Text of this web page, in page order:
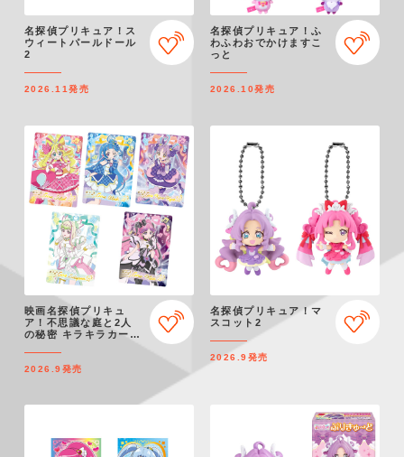
名探偵プリキュア！ス
ウィートパールドール
2
2026.11発売
名探偵プリキュア！ふ
わふわおでかけますこ
っと
2026.10発売
映画名探偵プリキュ
ア！不思議な庭と2人
の秘密 キラキラカード
2026.9発売
名探偵プリキュア！マ
スコット2
2026.9発売